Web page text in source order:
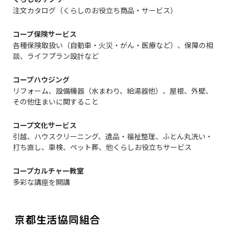
注文カタログ（くらしのお役立ち商品・サービス）
コープ保険サービス
各種保険取扱い（自動車・火災・がん・医療など）、保障の相
談、ライフプラン設計など
コープハウジング
リフォーム、設備機器（水まわり、給湯器他）、屋根、外壁、
その他住まいに関すること
コープ文化サービス
引越、ハウスクリーニング、遺品・福祉整理、ふとん丸洗い・
打ち直し、車検、ペット葬、他くらしお役立ちサービス
コープカルチャー教室
多彩な講座を開講